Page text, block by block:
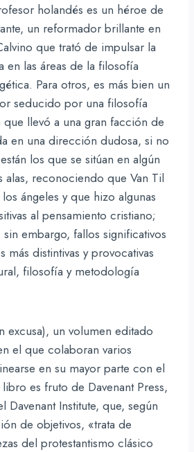
holandés es un héroe de
un reformador brillante en
que trató de impulsar la
en las áreas de la filosofía
Para otros, es más bien un
seducido por una filosofía
llevó a una gran facción de
en una dirección dudosa, si no
los que se sitúan en algún
alas, reconociendo que Van Til
ángeles y que hizo algunas
al pensamiento cristiano;
embargo, fallos significativos
más distintivas y provocativas
filosofía y metodología
excusa), un volumen editado
el que colaboran varios
en su mayor parte con el
libro es fruto de Davenant Press,
Davenant Institute, que, según
de objetivos, «trata de
del protestantismo clásico